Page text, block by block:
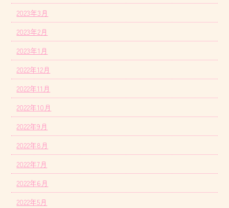
2023年3月
2023年2月
2023年1月
2022年12月
2022年11月
2022年10月
2022年9月
2022年8月
2022年7月
2022年6月
2022年5月